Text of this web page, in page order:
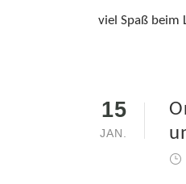
viel Spaß beim
15
JAN.